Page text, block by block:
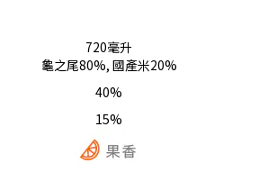
720毫升
龜之尾80%, 國產米20%
40%
15%